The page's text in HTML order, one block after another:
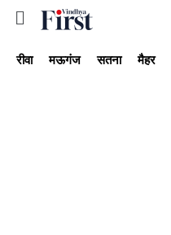
रीवा मऊगंज सतना मैहर